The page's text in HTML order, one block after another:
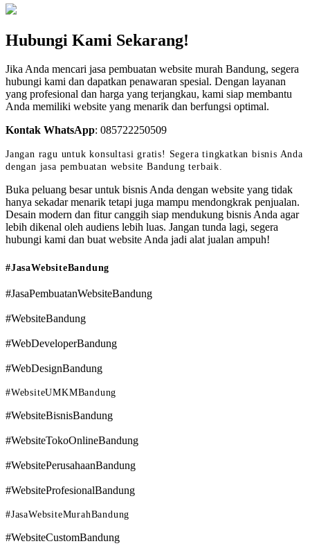
Hubungi Kami Sekarang!
Jika Anda mencari jasa pembuatan website murah Bandung, segera
hubungi kami dan dapatkan penawaran spesial. Dengan layanan
yang profesional dan harga yang terjangkau, kami siap membantu
Anda memiliki website yang menarik dan berfungsi optimal.
Kontak WhatsApp: 085722250509
Jangan ragu untuk konsultasi gratis! Segera tingkatkan bisnis Anda
dengan jasa pembuatan website Bandung terbaik.
Buka peluang besar untuk bisnis Anda dengan website yang tidak
hanya sekadar menarik tetapi juga mampu mendongkrak penjualan.
Desain modern dan fitur canggih siap mendukung bisnis Anda agar
lebih dikenal oleh audiens lebih luas. Jangan tunda lagi, segera
hubungi kami dan buat website Anda jadi alat jualan ampuh!
#JasaWebsiteBandung
#JasaPembuatanWebsiteBandung
#WebsiteBandung
#WebDeveloperBandung
#WebDesignBandung
#WebsiteUMKMBandung
#WebsiteBisnisBandung
#WebsiteTokoOnlineBandung
#WebsitePerusahaanBandung
#WebsiteProfesionalBandung
#JasaWebsiteMurahBandung
#WebsiteCustomBandung